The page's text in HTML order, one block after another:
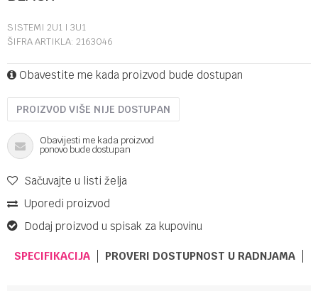
SISTEMI 2U1 I 3U1
ŠIFRA ARTIKLA: 2163046
Obavestite me kada proizvod bude dostupan
PROIZVOD VIŠE NIJE DOSTUPAN
Obavijesti me kada proizvod
ponovo bude dostupan
Sačuvajte u listi želja
Uporedi proizvod
Dodaj proizvod u spisak za kupovinu
SPECIFIKACIJA PROVERI DOSTUPNOST U RADNJAMA